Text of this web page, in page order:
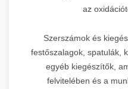
az
Szerszámok és
festőszalagok, spatulák,
egyéb kiegészítők,
felvitelében és a